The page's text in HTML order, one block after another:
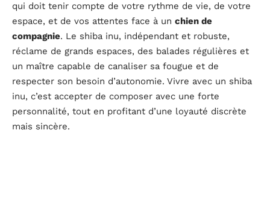
qui doit tenir compte de votre rythme de vie, de votre
espace, et de vos attentes face à un chien de
compagnie. Le shiba inu, indépendant et robuste,
réclame de grands espaces, des balades régulières et
un maître capable de canaliser sa fougue et de
respecter son besoin d’autonomie. Vivre avec un shiba
inu, c’est accepter de composer avec une forte
personnalité, tout en profitant d’une loyauté discrète
mais sincère.